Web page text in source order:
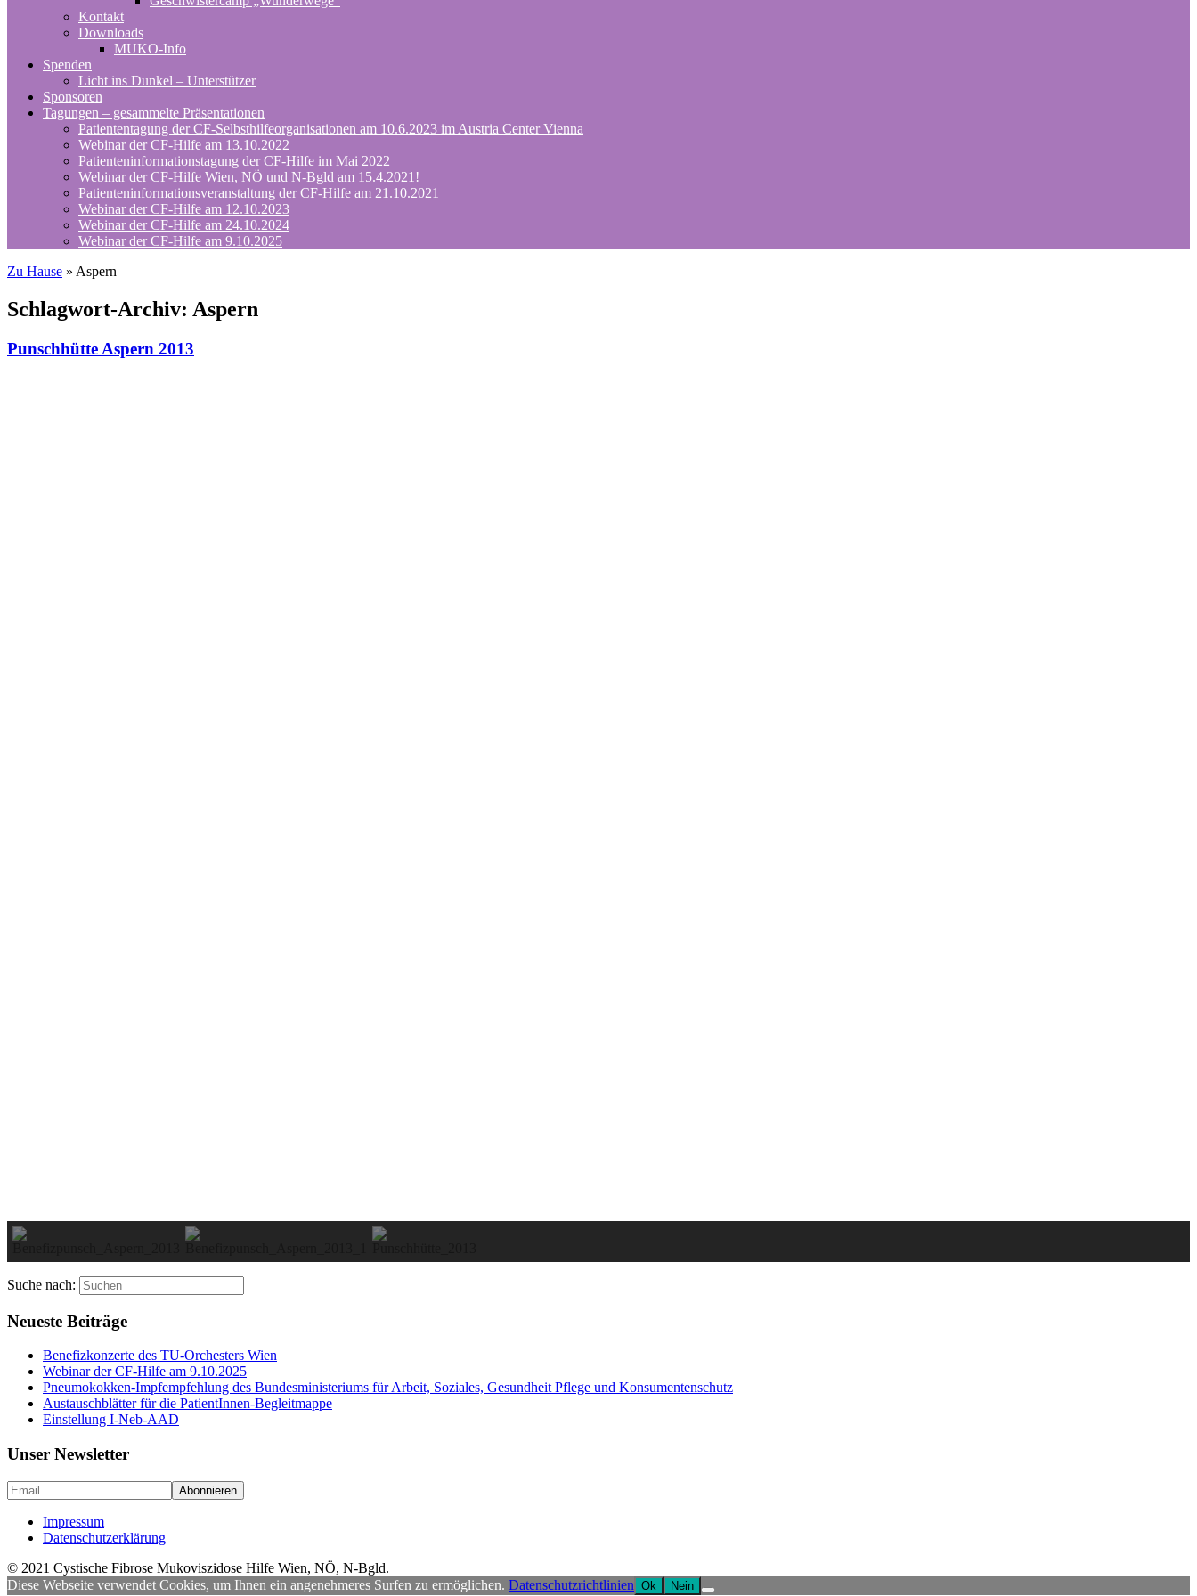
Kontakt
Downloads
MUKO-Info
Spenden
Licht ins Dunkel – Unterstützer
Sponsoren
Tagungen – gesammelte Präsentationen
Patiententagung der CF-Selbsthilfeorganisationen am 10.6.2023 im Austria Center Vienna
Webinar der CF-Hilfe am 13.10.2022
Patienteninformationstagung der CF-Hilfe im Mai 2022
Webinar der CF-Hilfe Wien, NÖ und N-Bgld am 15.4.2021!
Patienteninformationsveranstaltung der CF-Hilfe am 21.10.2021
Webinar der CF-Hilfe am 12.10.2023
Webinar der CF-Hilfe am 24.10.2024
Webinar der CF-Hilfe am 9.10.2025
Zu Hause » Aspern
Schlagwort-Archiv: Aspern
Punschhütte Aspern 2013
Suche nach:
Neueste Beiträge
Benefizkonzerte des TU-Orchesters Wien
Webinar der CF-Hilfe am 9.10.2025
Pneumokokken-Impfempfehlung des Bundesministeriums für Arbeit, Soziales, Gesundheit Pflege und Konsumentenschutz
Austauschblätter für die PatientInnen-Begleitmappe
Einstellung I-Neb-AAD
Unser Newsletter
Impressum
Datenschutzerklärung
© 2021 Cystische Fibrose Mukoviszidose Hilfe Wien, NÖ, N-Bgld.
Diese Webseite verwendet Cookies, um Ihnen ein angenehmeres Surfen zu ermöglichen. Datenschutzrichtlinien Ok Nein